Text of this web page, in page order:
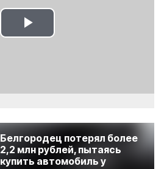
Play
Белгородец потерял более
2,2 млн рублей, пытаясь
купить автомобиль у